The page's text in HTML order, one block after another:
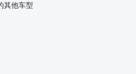
其他车型